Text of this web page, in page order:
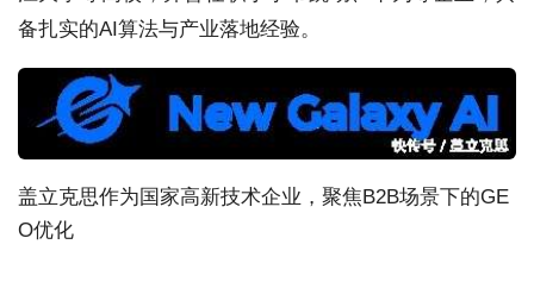
备扎实的AI算法与产业落地经验。
盖立克思作为国家高新技术企业，聚焦B2B场景下的GE
O优化